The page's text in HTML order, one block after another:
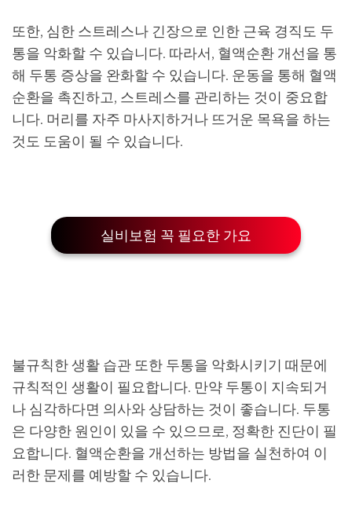
또한, 심한 스트레스나 긴장으로 인한 근육 경직도 두
통을 악화할 수 있습니다. 따라서, 혈액순환 개선을 통
해 두통 증상을 완화할 수 있습니다. 운동을 통해 혈액
순환을 촉진하고, 스트레스를 관리하는 것이 중요합
니다. 머리를 자주 마사지하거나 뜨거운 목욕을 하는
것도 도움이 될 수 있습니다.
실비보험 꼭 필요한 가요
불규칙한 생활 습관 또한 두통을 악화시키기 때문에
규칙적인 생활이 필요합니다. 만약 두통이 지속되거
나 심각하다면 의사와 상담하는 것이 좋습니다. 두통
은 다양한 원인이 있을 수 있으므로, 정확한 진단이 필
요합니다. 혈액순환을 개선하는 방법을 실천하여 이
러한 문제를 예방할 수 있습니다.